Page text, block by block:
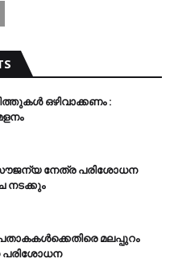
ഒഴിവാക്കണം :
നേത്ര പരിശോധന
നടക്കും
പതാകകള്‍ക്കെതിരെ മലപ്പുറം
പരിശോധന